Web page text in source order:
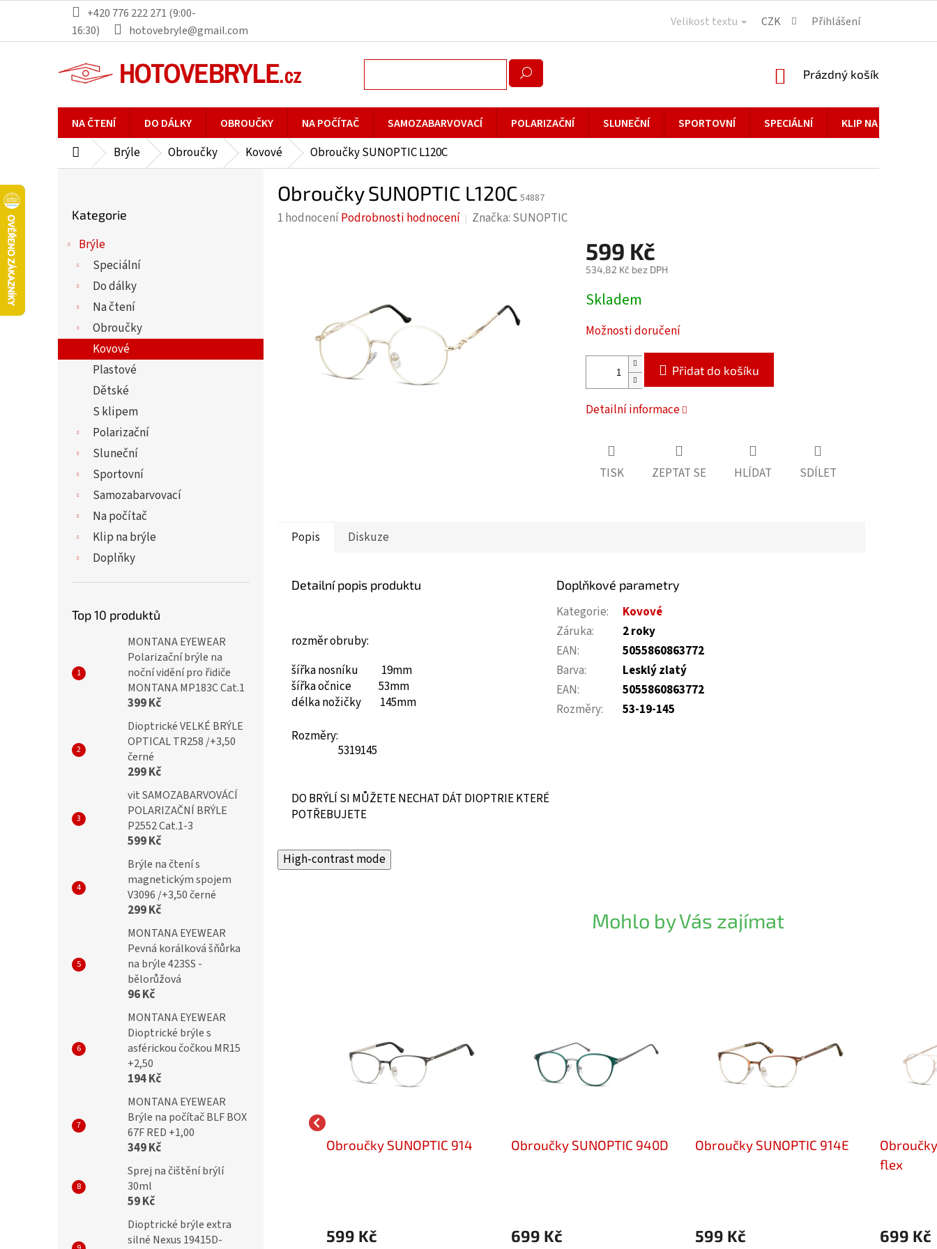
obsah
+420 776 222 271 (9:00-
16:30)
hotovebryle@gmail.com
Velikost textu CZK Přihlášení
NÁKUPNÍ
Prázdný košík
NA ČTENÍ DO DÁLKY OBROUČKY NA POČÍTAČ SAMOZABARVOVACÍ POLARIZAČNÍ SLUNEČNÍ SPORTOVNÍ SPECIÁLNÍ KLIP NA BRÝLE
DomůBrýle Obroučky Kovové Obroučky SUNOPTIC L120C
kategorie
Kategorie
Brýle
Speciální
Do dálky
Na čtení
Obroučky
Kovové
Plastové
Dětské
S klipem
Polarizační
Sluneční
Sportovní
Samozabarvovací
Na počítač
Klip na brýle
Doplňky
Top 10 produktů
MONTANA EYEWEAR
Polarizační brýle na
noční vidění pro řidiče
MONTANA MP183C Cat.1
399 Kč
Dioptrické VELKÉ BRÝLE
OPTICAL TR258 /+3,50
černé
299 Kč
vit SAMOZABARVOVÁCÍ
POLARIZAČNÍ BRÝLE
P2552 Cat.1-3
599 Kč
Brýle na čtení s
magnetickým spojem
V3096 /+3,50 černé
299 Kč
MONTANA EYEWEAR
Pevná korálková šňůrka
na brýle 423SS -
bělorůžová
96 Kč
MONTANA EYEWEAR
Dioptrické brýle s
asférickou čočkou MR15
+2,50
194 Kč
MONTANA EYEWEAR
Brýle na počítač BLF BOX
67F RED +1,00
349 Kč
Sprej na čištění brýlí
30ml
59 Kč
Dioptrické brýle extra
silné Nexus 19415D-
Obroučky SUNOPTIC L120C 54887
Průměrné
hvězdiček.
1 hodnoceníPodrobnosti hodnocení Značka: SUNOPTIC
599 Kč
534,82 Kč bez DPH
Měrná
cena:
Skladem
Možnosti doručení
Přidat do košíku
Detailní informace
TISK ZEPTAT SE HLÍDAT SDÍLET
Popis Diskuze
Detailní popis produktu
rozměr obruby:
šířka nosníku 19mm
šířka očnice 53mm
délka nožičky 145mm
Rozměry:
5319145
DO BRÝLÍ SI MŮŽETE NECHAT DÁT DIOPTRIE KTERÉ
POTŘEBUJETE
Doplňkové parametry
Kategorie:
Kovové
Záruka:
2 roky
EAN:
5055860863772
Barva:
Lesklý zlatý
EAN:
5055860863772
Rozměry: 53-19-145
High-contrast mode
Mohlo by Vás zajímat
Obroučky SUNOPTIC 616A
699 Kč
Obroučky SUNOPTIC 914
599 Kč
Obroučky SUNOPTIC 940D
699 Kč
Obroučky SUNOPTIC 914E
599 Kč
Obroučky
flex
699 Kč